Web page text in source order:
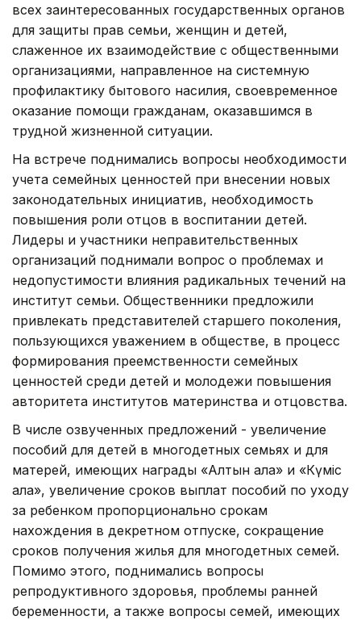
всех заинтересованных государственных органов
для защиты прав семьи, женщин и детей,
слаженное их взаимодействие с общественными
организациями, направленное на системную
профилактику бытового насилия, своевременное
оказание помощи гражданам, оказавшимся в
трудной жизненной ситуации.
На встрече поднимались вопросы необходимости
учета семейных ценностей при внесении новых
законодательных инициатив, необходимость
повышения роли отцов в воспитании детей.
Лидеры и участники неправительственных
организаций поднимали вопрос о проблемах и
недопустимости влияния радикальных течений на
институт семьи. Общественники предложили
привлекать представителей старшего поколения,
пользующихся уважением в обществе, в процесс
формирования преемственности семейных
ценностей среди детей и молодежи повышения
авторитета институтов материнства и отцовства.
В числе озвученных предложений - увеличение
пособий для детей в многодетных семьях и для
матерей, имеющих награды «Алтын алқа» и «Күміс
алқа», увеличение сроков выплат пособий по уходу
за ребенком пропорционально срокам
нахождения в декретном отпуске, сокращение
сроков получения жилья для многодетных семей.
Помимо этого, поднимались вопросы
репродуктивного здоровья, проблемы ранней
беременности, а также вопросы семей, имеющих